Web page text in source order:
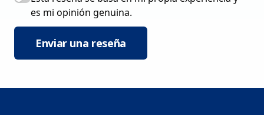
es mi opinión genuina.
Enviar una reseña